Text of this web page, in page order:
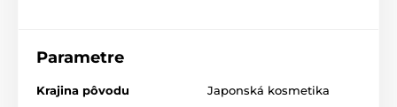
Parametre
Krajina pôvodu Japonská kosmetika